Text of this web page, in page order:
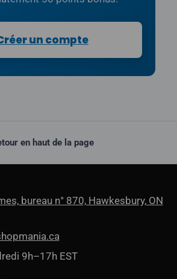
un compte
en haut de la page
bureau n° 870, Hawkesbury, ON
9h–17h EST